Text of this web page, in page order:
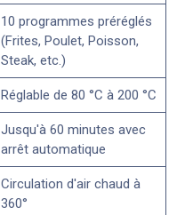
10 programmes préréglés
(Frites, Poulet, Poisson,
Steak, etc.)
Réglable de 80 °C à 200 °C
Jusqu'à 60 minutes avec
arrêt automatique
Circulation d'air chaud à
360°